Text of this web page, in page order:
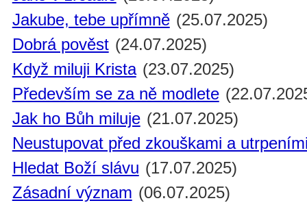
Jakube, tebe upřímně (25.07.2025)
Dobrá pověst (24.07.2025)
Když miluji Krista (23.07.2025)
Především se za ně modlete
Jak ho Bůh miluje (21.07.2025)
Neustupovat před zkouškami a
Hledat Boží slávu (17.07.2025)
Zásadní význam (06.07.2025)